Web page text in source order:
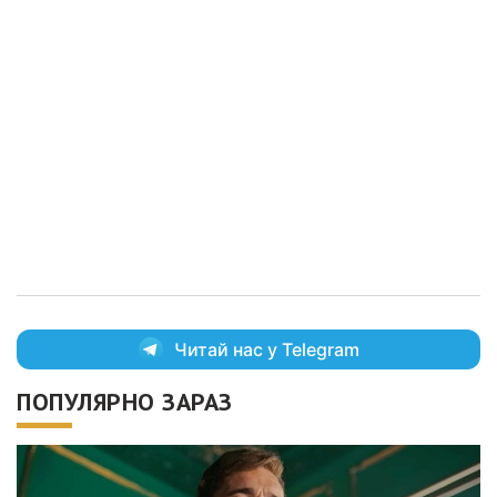
Читай нас у Telegram
ПОПУЛЯРНО ЗАРАЗ